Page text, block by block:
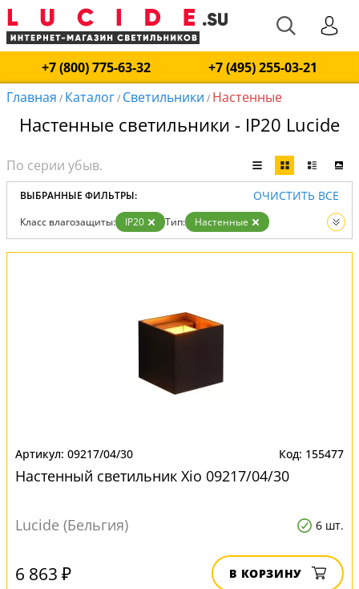
+7 (800) 775-63-32
+7 (495) 255-03-21
Главная / Каталог/ Светильники / Настенные
Настенные светильники - IP20 Lucide
ВЫБРАННЫЕ ФИЛЬТРЫ: ОЧИСТИТЬ ВСЕ
Класс влагозащиты: IP20 Тип:
Настенные
Вид:
Светильники
09217/04/30 155477
Настенный светильник Xio 09217/04/30
Lucide (Бельгия) 6 шт.
6 863 ₽ В КОРЗИНУ